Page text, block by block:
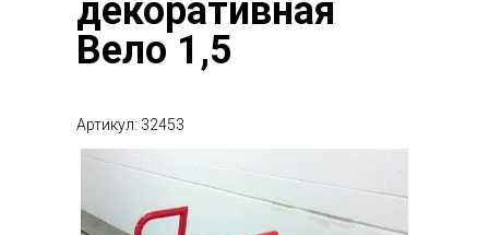
декоративная
Вело 1,5
Артикул: 32453